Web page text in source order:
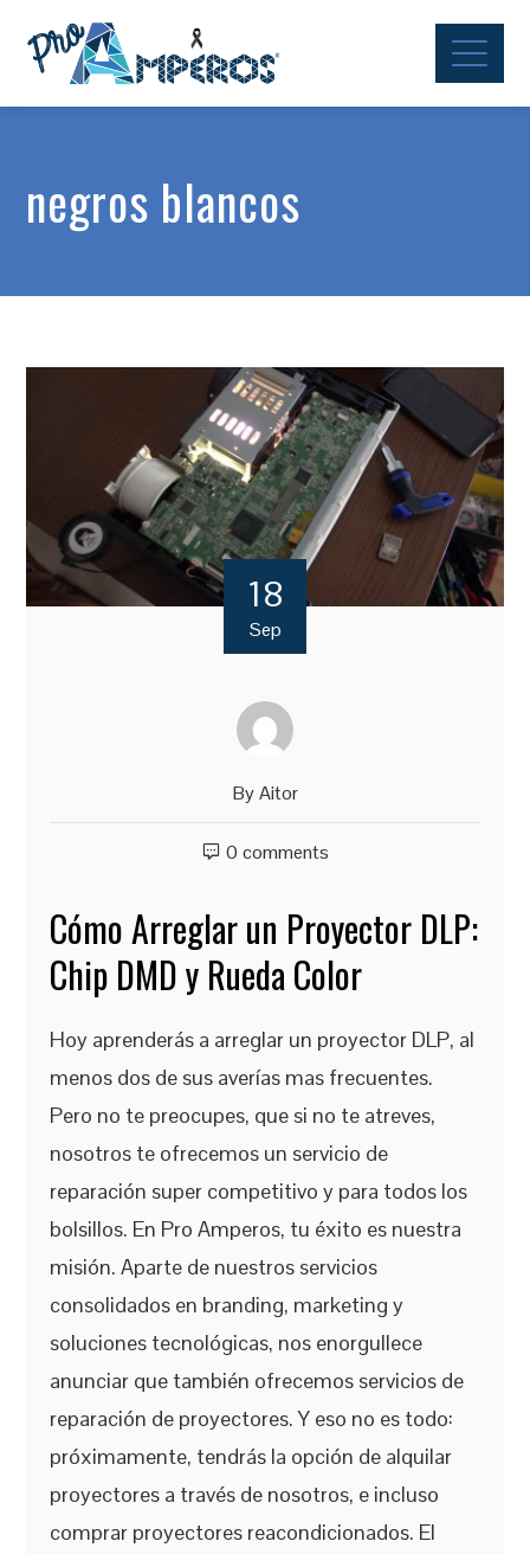
negros blancos
18
Sep
ByAitor
0 comments
Cómo Arreglar un Proyector DLP:
Chip DMD y Rueda Color
Hoy aprenderás a arreglar un proyector DLP, al
menos dos de sus averías mas frecuentes.
Pero no te preocupes, que si no te atreves,
nosotros te ofrecemos un servicio de
reparación super competitivo y para todos los
bolsillos. En Pro Amperos, tu éxito es nuestra
misión. Aparte de nuestros servicios
consolidados en branding, marketing y
soluciones tecnológicas, nos enorgullece
anunciar que también ofrecemos servicios de
reparación de proyectores. Y eso no es todo:
próximamente, tendrás la opción de alquilar
proyectores a través de nosotros, e incluso
comprar proyectores reacondicionados. El